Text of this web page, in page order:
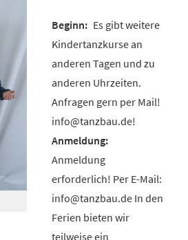
Es gibt weitere
Kindertanzkurse an
anderen Tagen und zu
anderen Uhrzeiten.
Anfragen gern per Mail!
info@tanzbau.de!
Anmeldung
erforderlich! Per E-Mail:
info@tanzbau.de In den
Ferien bieten wir
teilweise ein